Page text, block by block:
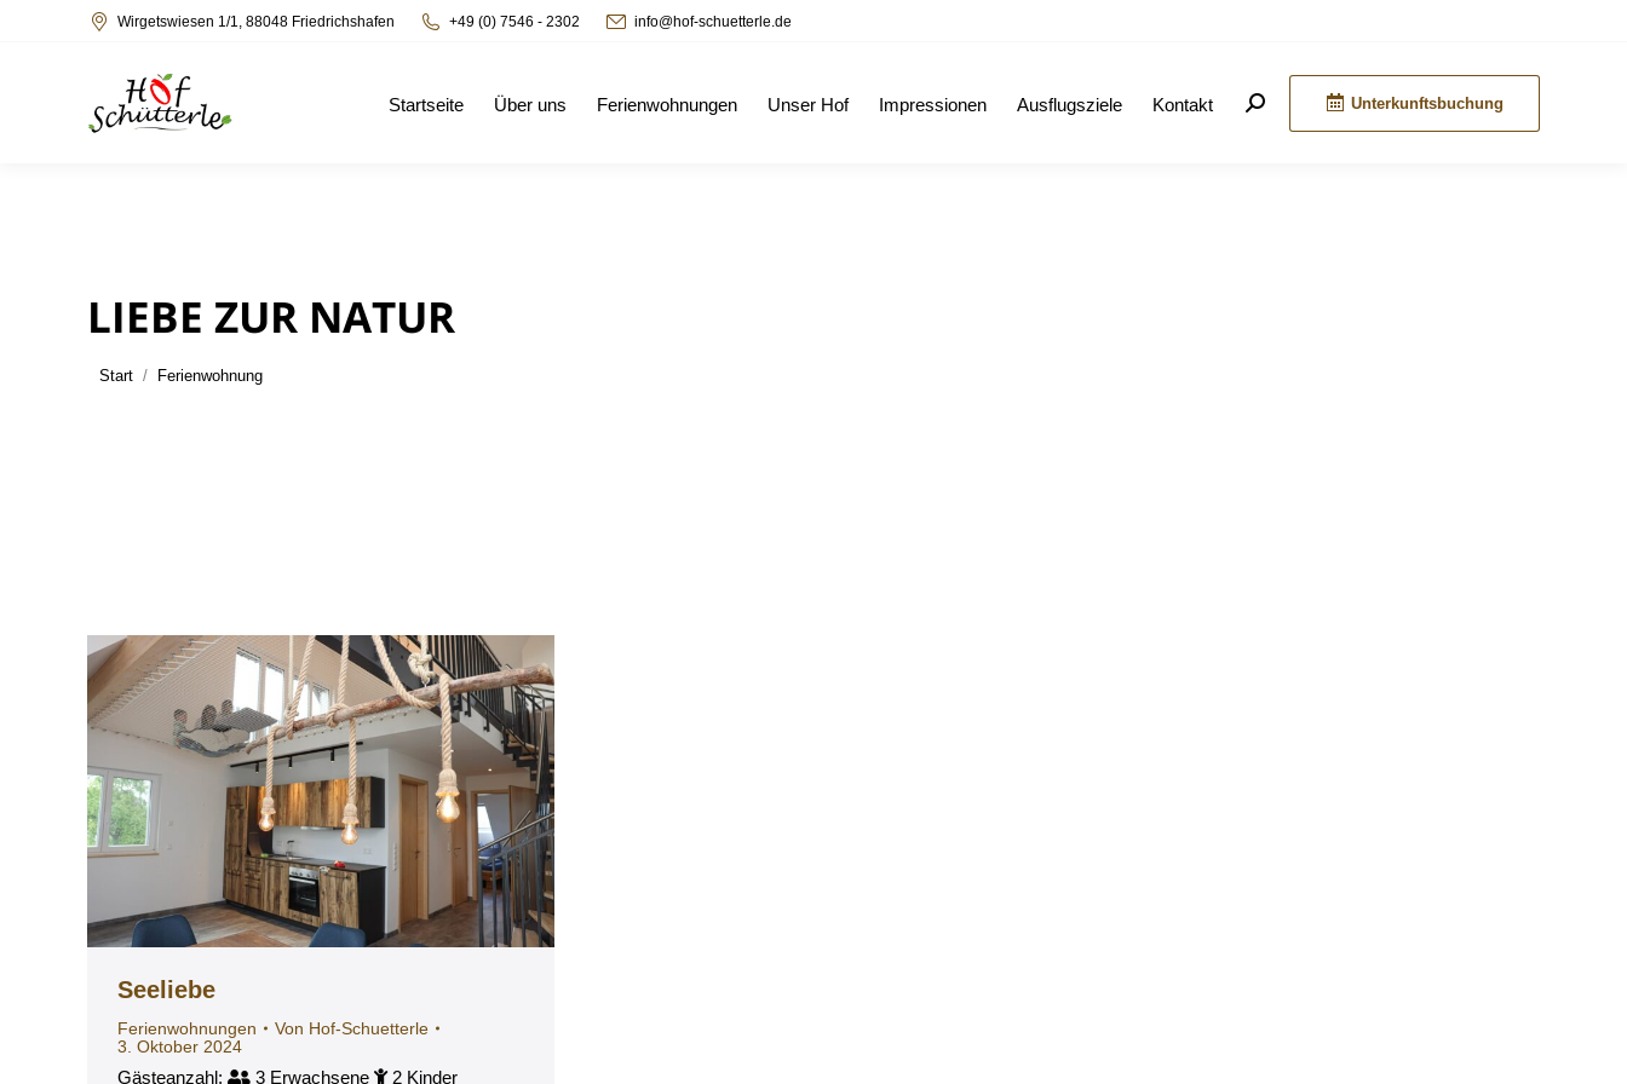
Wirgetswiesen 1/1, 88048 Friedrichshafen +49 (0) 7546 - 2302 info@hof-schuetterle.de
Startseite Über uns Ferienwohnungen Unser Hof Impressionen Ausflugsziele Kontakt Search: Unterkunftsbuchung
LIEBE ZUR NATUR
Start Ferienwohnung
Seeliebe
Ferienwohnungen Von Hof-Schuetterle
3. Oktober 2024
Gästeanzahl: 3 Erwachsene 2 Kinder